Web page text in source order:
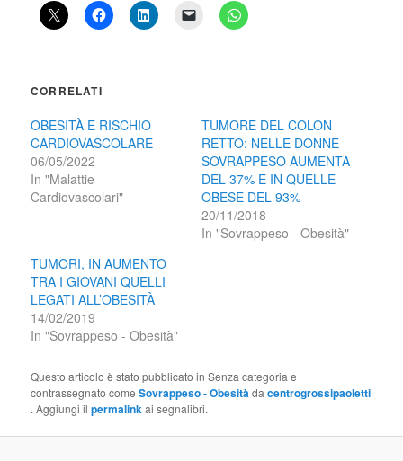
CORRELATI
OBESITÀ E RISCHIO
CARDIOVASCOLARE
06/05/2022
In "Malattie
Cardiovascolari"
TUMORE DEL COLON
RETTO: NELLE DONNE
SOVRAPPESO AUMENTA
DEL 37% E IN QUELLE
OBESE DEL 93%
20/11/2018
In "Sovrappeso - Obesità"
TUMORI, IN AUMENTO
TRA I GIOVANI QUELLI
LEGATI ALL’OBESITÀ
14/02/2019
In "Sovrappeso - Obesità"
Questo articolo è stato pubblicato in Senza categoria e
contrassegnato comeSovrappeso - Obesitàdacentrogrossipaoletti
. Aggiungi ilpermalinkai segnalibri.